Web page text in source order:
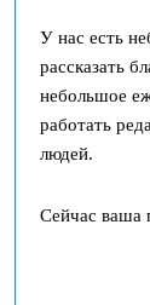
У нас есть
рассказать
небольшое
работать
людей.
Сейчас ваша